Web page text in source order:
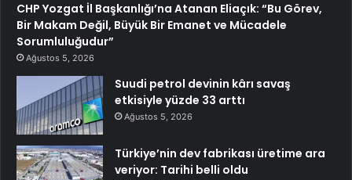
CHP Yozgat İl Başkanlığı’na Atanan Eliaçık: “Bu Görev,
Bir Makam Değil, Büyük Bir Emanet ve Mücadele
Sorumluluğudur”
Ağustos 5, 2026
Suudi petrol devinin kârı savaş
etkisiyle yüzde 33 arttı
Ağustos 5, 2026
Türkiye’nin dev fabrikası üretime ara
veriyor: Tarihi belli oldu